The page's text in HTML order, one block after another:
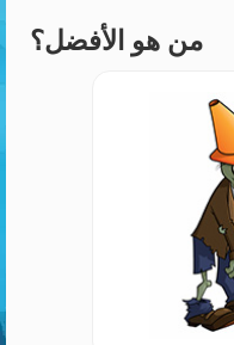
من هو الأفضل؟